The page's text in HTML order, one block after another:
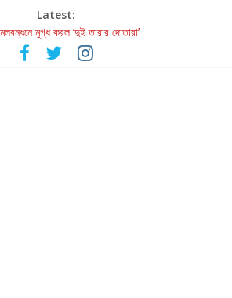
Latest:
মুগ্ধ করল ‘দুই তারার দোতারা’
গান শোনার বিবর্তনের গল্প
মঞ্চে এবার রথযাত্রার উদযাপন